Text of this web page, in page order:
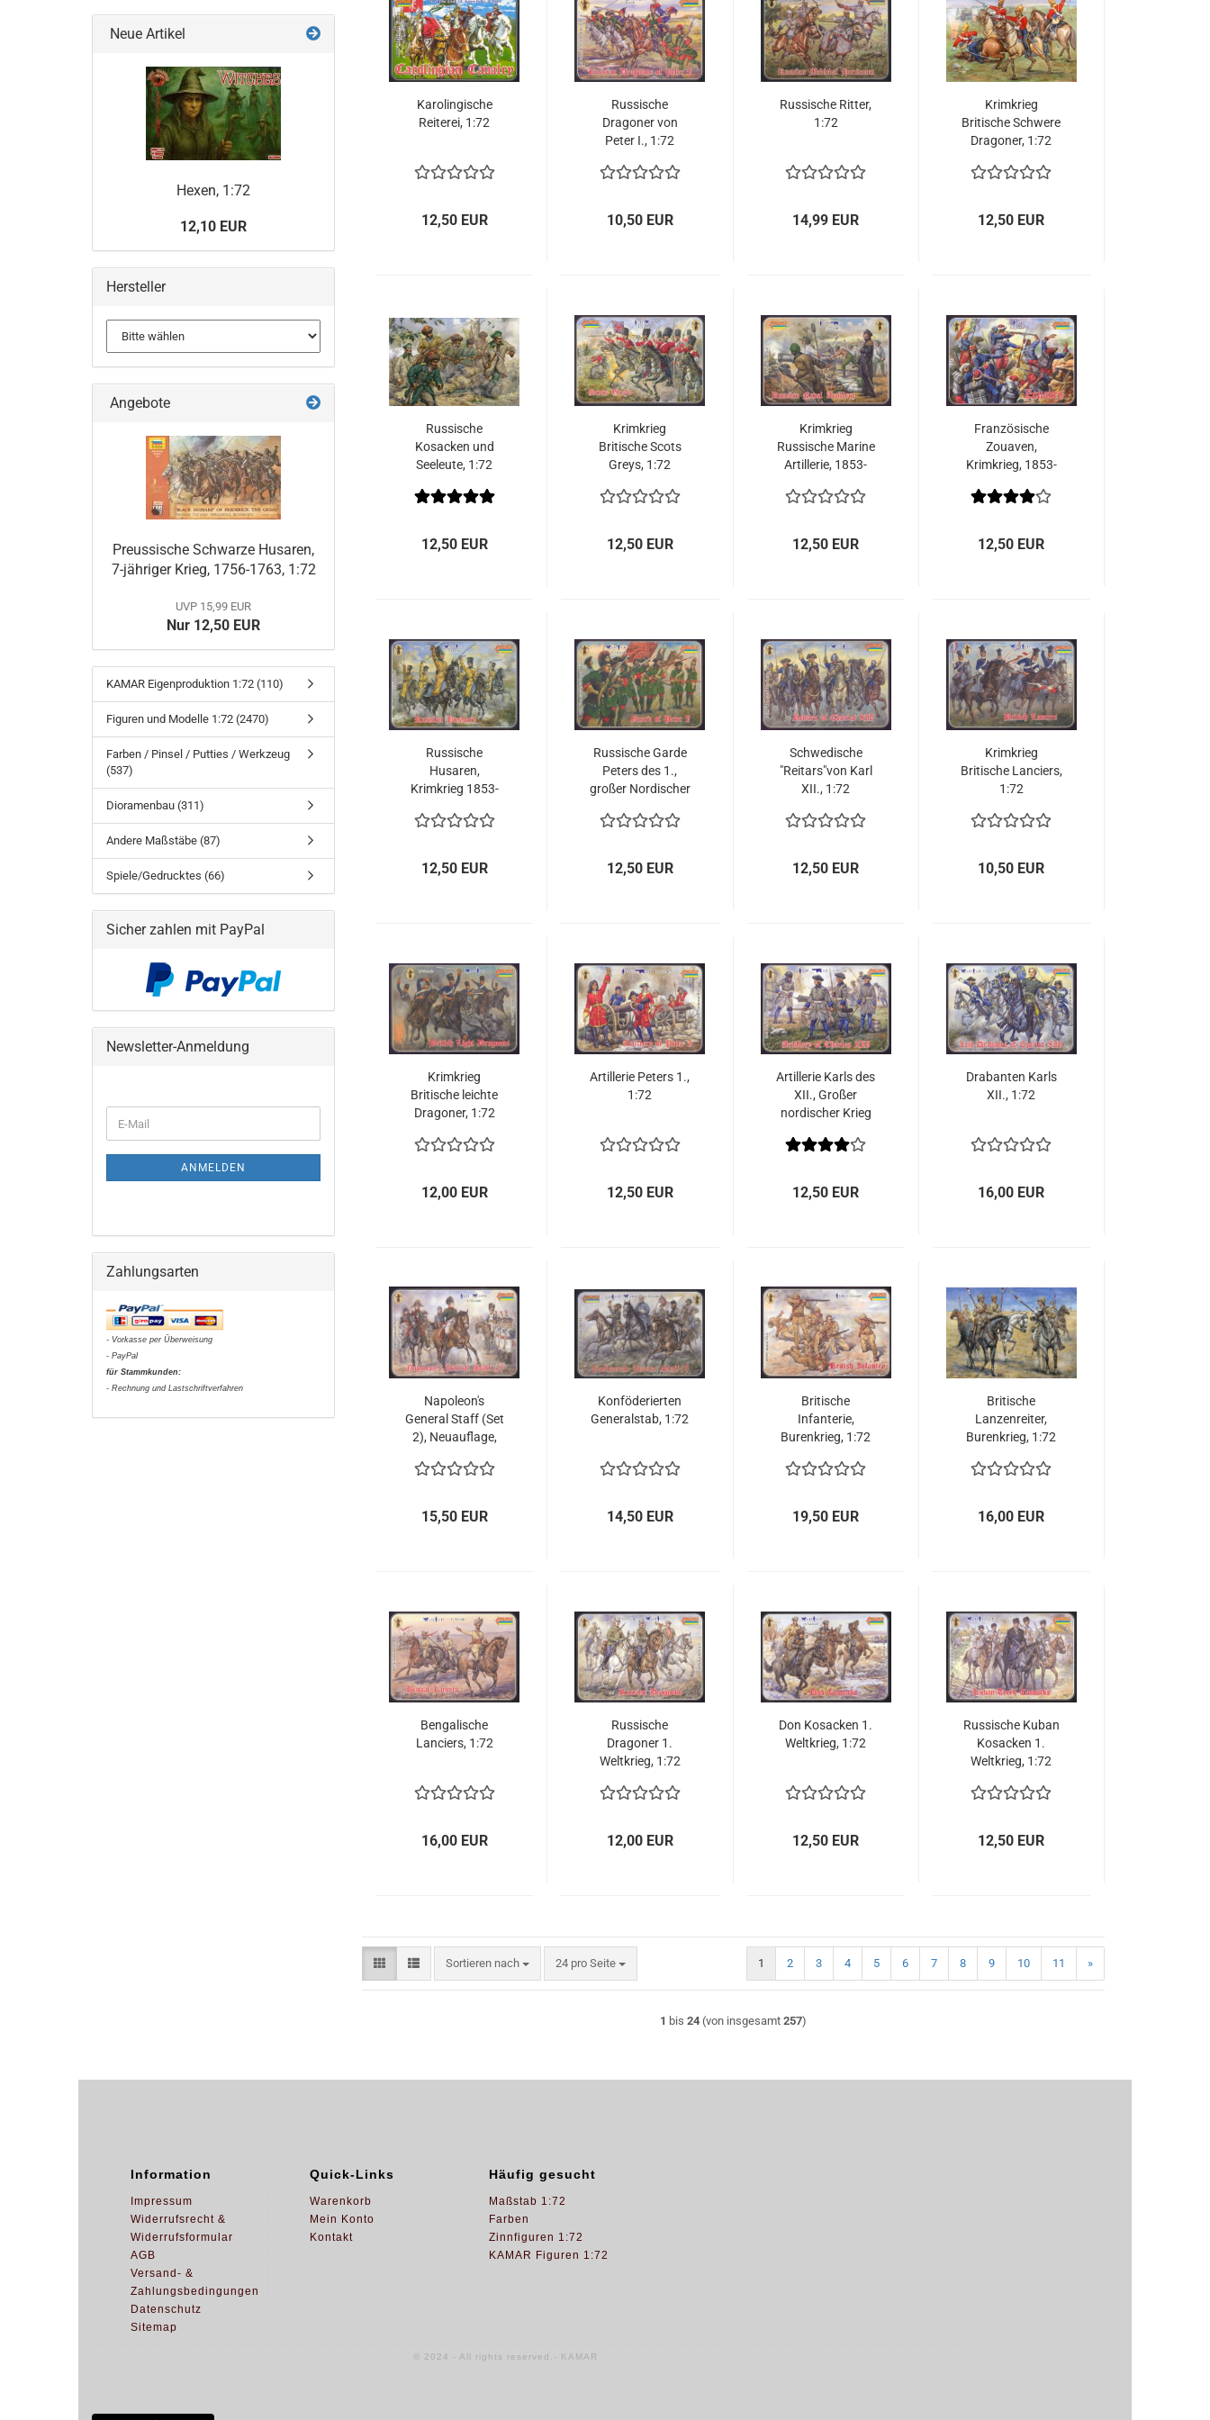
Karolingische
Reiterei, 1:72
12,50 EUR
Russische
Dragoner von
Peter I., 1:72
10,50 EUR
Russische Ritter,
1:72
14,99 EUR
Krimkrieg
Britische Schwere
Dragoner, 1:72
12,50 EUR
Russische
Kosacken und
Seeleute, 1:72
12,50 EUR
Krimkrieg
Britische Scots
Greys, 1:72
12,50 EUR
Krimkrieg
Russische Marine
Artillerie, 1853-
12,50 EUR
Französische
Zouaven,
Krimkrieg, 1853-
12,50 EUR
Russische
Husaren,
Krimkrieg 1853-
12,50 EUR
Russische Garde
Peters des 1.,
großer Nordischer
1:72
12,50 EUR
Schwedische
"Reitars"von Karl
XII., 1:72
12,50 EUR
Krimkrieg
Britische Lanciers,
1:72
10,50 EUR
Krimkrieg
Britische leichte
Dragoner, 1:72
12,00 EUR
Artillerie Peters 1.,
1:72
12,50 EUR
Artillerie Karls des
XII., Großer
nordischer Krieg
12,50 EUR
Drabanten Karls
XII., 1:72
16,00 EUR
Napoleon's
General Staff (Set
2), Neuauflage,
15,50 EUR
Konföderierten
Generalstab, 1:72
14,50 EUR
Britische
Infanterie,
Burenkrieg, 1:72
19,50 EUR
Britische
Lanzenreiter,
Burenkrieg, 1:72
16,00 EUR
Bengalische
Lanciers, 1:72
16,00 EUR
Russische
Dragoner 1.
Weltkrieg, 1:72
12,00 EUR
Don Kosacken 1.
Weltkrieg, 1:72
12,50 EUR
Russische Kuban
Kosacken 1.
Weltkrieg, 1:72
12,50 EUR
Sortieren nach
Sortieren nach 24 pro Seite
pro Seite 1 2 3 4 5 6 7 8 9 10 11 »
1 bis 24 (von insgesamt 257)
Neue Artikel
Hexen, 1:72
12,10 EUR
Hersteller
Angebote
Preussische Schwarze Husaren,
7-jähriger Krieg, 1756-1763, 1:72
UVP 15,99 EUR
Nur 12,50 EUR
KAMAR Eigenproduktion 1:72 (110)
Figuren und Modelle 1:72 (2470)
Farben / Pinsel / Putties / Werkzeug
(537)
Dioramenbau (311)
Andere Maßstäbe (87)
Spiele/Gedrucktes (66)
Sicher zahlen mit PayPal
Newsletter-Anmeldung
ZUR
E-
Mail
ANMELDEN
Zahlungsarten
- Vorkasse per Überweisung
- PayPal
für Stammkunden:
- Rechnung und Lastschriftverfahren
Information
Impressum
Widerrufsrecht &
Widerrufsformular
AGB
Versand- &
Zahlungsbedingungen
Datenschutz
Sitemap
Quick-Links
Warenkorb
Mein Konto
Kontakt
Häufig gesucht
Maßstab 1:72
Farben
Zinnfiguren 1:72
KAMAR Figuren 1:72
© 2024 - All rights reserved.- KAMAR